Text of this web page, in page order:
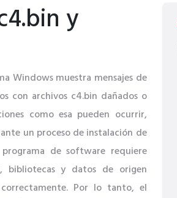
y
Windows muestra mensajes de
con archivos c4.bin dañados o
como esa pueden ocurrir,
un proceso de instalación de
de software requiere
bibliotecas y datos de origen
Por lo tanto, el